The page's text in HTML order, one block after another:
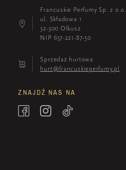
Francuskie Perfumy Sp. z o.o.
ul. Składowa 1
32-300 Olkusz
NIP 637-221-87-50
Sprzedaż hurtowa
hurt@francuskieperfumy.pl
ZNAJDŹ NAS NA